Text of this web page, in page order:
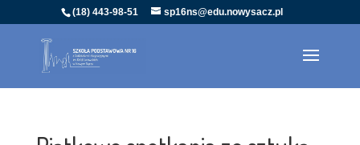
(18) 443-98-51 sp16ns@edu.nowysacz.pl